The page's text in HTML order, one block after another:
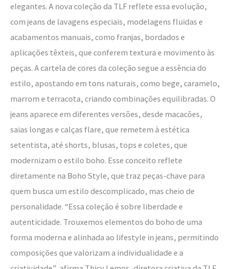
elegantes. A nova coleção da TLF reflete essa evolução,
com jeans de lavagens especiais, modelagens fluidas e
acabamentos manuais, como franjas, bordados e
aplicações têxteis, que conferem textura e movimento às
peças. A cartela de cores da coleção segue a essência do
estilo, apostando em tons naturais, como bege, caramelo,
marrom e terracota, criando combinações equilibradas. O
jeans aparece em diferentes versões, desde macacões,
saias longas e calças flare, que remetem à estética
setentista, até shorts, blusas, tops e coletes, que
modernizam o estilo boho. Esse conceito reflete
diretamente na Boho Style, que traz peças-chave para
quem busca um estilo descomplicado, mas cheio de
personalidade. “Essa coleção é sobre liberdade e
autenticidade. Trouxemos elementos do boho de uma
forma moderna e alinhada ao lifestyle in jeans, permitindo
composições que valorizam a individualidade e a